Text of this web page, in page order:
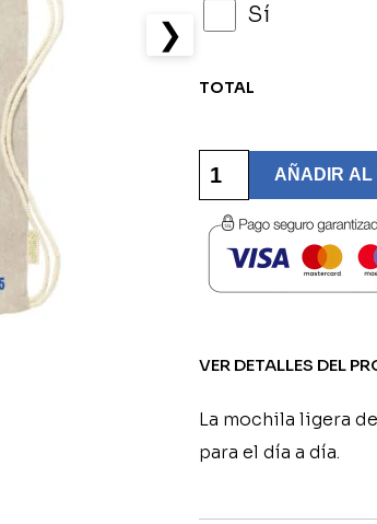
❯ Sí
TOTAL
Mochila
de
Modelo
Baloncesto
Personalizada
CC
Vedruna
AÑADIR AL
VER DETALLES DEL
La mochila ligera
para el día a día.